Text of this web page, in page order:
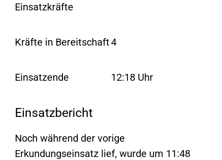
Einsatzkräfte
Kräfte in Bereitschaft4
Einsatzende 12:18 Uhr
Einsatzbericht
Noch während der vorige
Erkundungseinsatz lief, wurde um 11:48